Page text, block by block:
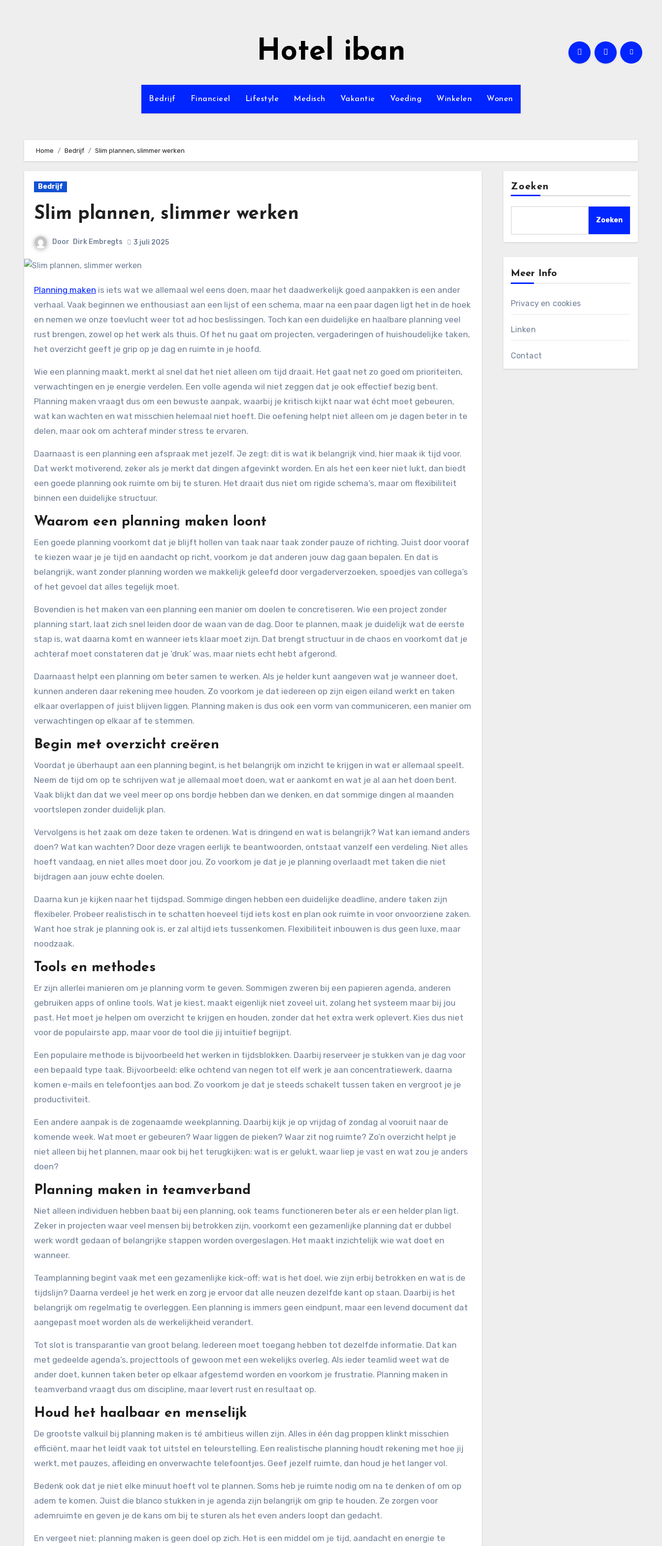
Hotel iban
Bedrijf Financieel Lifestyle Medisch Vakantie Voeding Winkelen Wonen
Home Bedrijf Slim plannen, slimmer werken
Bedrijf
Slim plannen, slimmer werken
Door Dirk Embregts 3 juli 2025
Planning maken is iets wat we allemaal wel eens doen, maar het daadwerkelijk goed aanpakken is een ander
verhaal. Vaak beginnen we enthousiast aan een lijst of een schema, maar na een paar dagen ligt het in de hoek
en nemen we onze toevlucht weer tot ad hoc beslissingen. Toch kan een duidelijke en haalbare planning veel
rust brengen, zowel op het werk als thuis. Of het nu gaat om projecten, vergaderingen of huishoudelijke taken,
het overzicht geeft je grip op je dag en ruimte in je hoofd.
Wie een planning maakt, merkt al snel dat het niet alleen om tijd draait. Het gaat net zo goed om prioriteiten,
verwachtingen en je energie verdelen. Een volle agenda wil niet zeggen dat je ook effectief bezig bent.
Planning maken vraagt dus om een bewuste aanpak, waarbij je kritisch kijkt naar wat écht moet gebeuren,
wat kan wachten en wat misschien helemaal niet hoeft. Die oefening helpt niet alleen om je dagen beter in te
delen, maar ook om achteraf minder stress te ervaren.
Daarnaast is een planning een afspraak met jezelf. Je zegt: dit is wat ik belangrijk vind, hier maak ik tijd voor.
Dat werkt motiverend, zeker als je merkt dat dingen afgevinkt worden. En als het een keer niet lukt, dan biedt
een goede planning ook ruimte om bij te sturen. Het draait dus niet om rigide schema’s, maar om flexibiliteit
binnen een duidelijke structuur.
Waarom een planning maken loont
Een goede planning voorkomt dat je blijft hollen van taak naar taak zonder pauze of richting. Juist door vooraf
te kiezen waar je je tijd en aandacht op richt, voorkom je dat anderen jouw dag gaan bepalen. En dat is
belangrijk, want zonder planning worden we makkelijk geleefd door vergaderverzoeken, spoedjes van collega’s
of het gevoel dat alles tegelijk moet.
Bovendien is het maken van een planning een manier om doelen te concretiseren. Wie een project zonder
planning start, laat zich snel leiden door de waan van de dag. Door te plannen, maak je duidelijk wat de eerste
stap is, wat daarna komt en wanneer iets klaar moet zijn. Dat brengt structuur in de chaos en voorkomt dat je
achteraf moet constateren dat je ‘druk’ was, maar niets echt hebt afgerond.
Daarnaast helpt een planning om beter samen te werken. Als je helder kunt aangeven wat je wanneer doet,
kunnen anderen daar rekening mee houden. Zo voorkom je dat iedereen op zijn eigen eiland werkt en taken
elkaar overlappen of juist blijven liggen. Planning maken is dus ook een vorm van communiceren, een manier om
verwachtingen op elkaar af te stemmen.
Begin met overzicht creëren
Voordat je überhaupt aan een planning begint, is het belangrijk om inzicht te krijgen in wat er allemaal speelt.
Neem de tijd om op te schrijven wat je allemaal moet doen, wat er aankomt en wat je al aan het doen bent.
Vaak blijkt dan dat we veel meer op ons bordje hebben dan we denken, en dat sommige dingen al maanden
voortslepen zonder duidelijk plan.
Vervolgens is het zaak om deze taken te ordenen. Wat is dringend en wat is belangrijk? Wat kan iemand anders
doen? Wat kan wachten? Door deze vragen eerlijk te beantwoorden, ontstaat vanzelf een verdeling. Niet alles
hoeft vandaag, en niet alles moet door jou. Zo voorkom je dat je je planning overlaadt met taken die niet
bijdragen aan jouw echte doelen.
Daarna kun je kijken naar het tijdspad. Sommige dingen hebben een duidelijke deadline, andere taken zijn
flexibeler. Probeer realistisch in te schatten hoeveel tijd iets kost en plan ook ruimte in voor onvoorziene zaken.
Want hoe strak je planning ook is, er zal altijd iets tussenkomen. Flexibiliteit inbouwen is dus geen luxe, maar
noodzaak.
Tools en methodes
Er zijn allerlei manieren om je planning vorm te geven. Sommigen zweren bij een papieren agenda, anderen
gebruiken apps of online tools. Wat je kiest, maakt eigenlijk niet zoveel uit, zolang het systeem maar bij jou
past. Het moet je helpen om overzicht te krijgen en houden, zonder dat het extra werk oplevert. Kies dus niet
voor de populairste app, maar voor de tool die jij intuïtief begrijpt.
Een populaire methode is bijvoorbeeld het werken in tijdsblokken. Daarbij reserveer je stukken van je dag voor
een bepaald type taak. Bijvoorbeeld: elke ochtend van negen tot elf werk je aan concentratiewerk, daarna
komen e-mails en telefoontjes aan bod. Zo voorkom je dat je steeds schakelt tussen taken en vergroot je je
productiviteit.
Een andere aanpak is de zogenaamde weekplanning. Daarbij kijk je op vrijdag of zondag al vooruit naar de
komende week. Wat moet er gebeuren? Waar liggen de pieken? Waar zit nog ruimte? Zo’n overzicht helpt je
niet alleen bij het plannen, maar ook bij het terugkijken: wat is er gelukt, waar liep je vast en wat zou je anders
doen?
Planning maken in teamverband
Niet alleen individuen hebben baat bij een planning, ook teams functioneren beter als er een helder plan ligt.
Zeker in projecten waar veel mensen bij betrokken zijn, voorkomt een gezamenlijke planning dat er dubbel
werk wordt gedaan of belangrijke stappen worden overgeslagen. Het maakt inzichtelijk wie wat doet en
wanneer.
Teamplanning begint vaak met een gezamenlijke kick-off: wat is het doel, wie zijn erbij betrokken en wat is de
tijdslijn? Daarna verdeel je het werk en zorg je ervoor dat alle neuzen dezelfde kant op staan. Daarbij is het
belangrijk om regelmatig te overleggen. Een planning is immers geen eindpunt, maar een levend document dat
aangepast moet worden als de werkelijkheid verandert.
Tot slot is transparantie van groot belang. Iedereen moet toegang hebben tot dezelfde informatie. Dat kan
met gedeelde agenda’s, projecttools of gewoon met een wekelijks overleg. Als ieder teamlid weet wat de
ander doet, kunnen taken beter op elkaar afgestemd worden en voorkom je frustratie. Planning maken in
teamverband vraagt dus om discipline, maar levert rust en resultaat op.
Houd het haalbaar en menselijk
De grootste valkuil bij planning maken is té ambitieus willen zijn. Alles in één dag proppen klinkt misschien
efficiënt, maar het leidt vaak tot uitstel en teleurstelling. Een realistische planning houdt rekening met hoe jij
werkt, met pauzes, afleiding en onverwachte telefoontjes. Geef jezelf ruimte, dan houd je het langer vol.
Bedenk ook dat je niet elke minuut hoeft vol te plannen. Soms heb je ruimte nodig om na te denken of om op
adem te komen. Juist die blanco stukken in je agenda zijn belangrijk om grip te houden. Ze zorgen voor
ademruimte en geven je de kans om bij te sturen als het even anders loopt dan gedacht.
En vergeet niet: planning maken is geen doel op zich. Het is een middel om je tijd, aandacht en energie te
Zoeken
Zoeken
Meer Info
Privacy en cookies
Linken
Contact